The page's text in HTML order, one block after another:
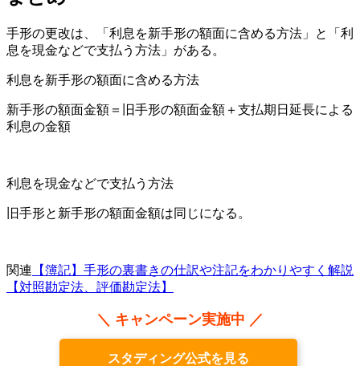
手形の更改は、「利息を新手形の額面に含める方法」と「利
息を現金などで支払う方法」がある。
利息を新手形の額面に含める方法
新手形の額面金額＝旧手形の額面金額＋支払期日延長による
利息の金額
利息を現金などで支払う方法
旧手形と新手形の額面金額は同じになる。
関連 【簿記】手形の裏書きの仕訳や注記をわかりやすく解説
【対照勘定法、評価勘定法】
＼ キャンペーン実施中 ／
スタディング公式を見る